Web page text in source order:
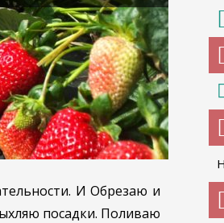
И Обрезаю и
посадки. Поливаю